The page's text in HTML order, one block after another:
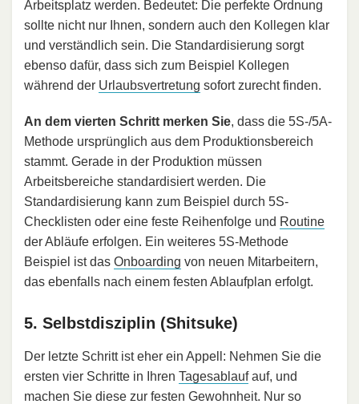
Arbeitsplatz werden. Bedeutet: Die perfekte Ordnung
sollte nicht nur Ihnen, sondern auch den Kollegen klar
und verständlich sein. Die Standardisierung sorgt
ebenso dafür, dass sich zum Beispiel Kollegen
während der Urlaubsvertretung sofort zurecht finden.
An dem vierten Schritt merken Sie, dass die 5S-/5A-
Methode ursprünglich aus dem Produktionsbereich
stammt. Gerade in der Produktion müssen
Arbeitsbereiche standardisiert werden. Die
Standardisierung kann zum Beispiel durch 5S-
Checklisten oder eine feste Reihenfolge und Routine
der Abläufe erfolgen. Ein weiteres 5S-Methode
Beispiel ist das Onboarding von neuen Mitarbeitern,
das ebenfalls nach einem festen Ablaufplan erfolgt.
5. Selbstdisziplin (Shitsuke)
Der letzte Schritt ist eher ein Appell: Nehmen Sie die
ersten vier Schritte in Ihren Tagesablaufauf, und
machen Sie diese zur festen Gewohnheit. Nur so